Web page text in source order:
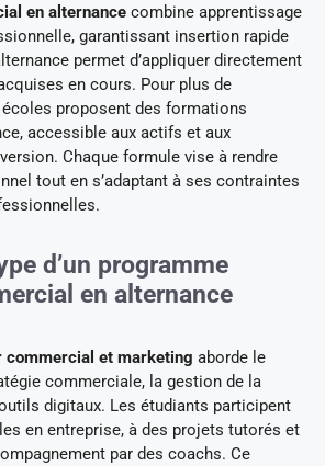
en alternance combine apprentissage
garantissant insertion rapide
permet d’appliquer directement
en cours. Pour plus de
proposent des formations
accessible aux actifs et aux
Chaque formule vise à rendre
tout en s’adaptant à ses contraintes
d’un programme
en alternance
commercial et marketing aborde le
commerciale, la gestion de la
digitaux. Les étudiants participent
en entreprise, à des projets tutorés et
par des coachs. Ce